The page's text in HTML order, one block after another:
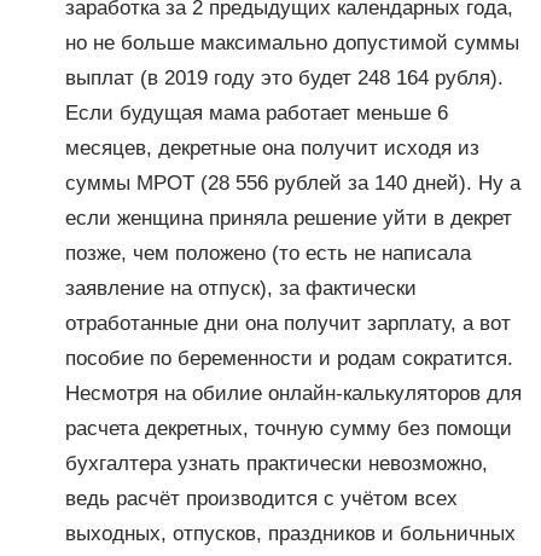
заработка за 2 предыдущих календарных года,
но не больше максимально допустимой суммы
выплат (в 2019 году это будет 248 164 рубля).
Если будущая мама работает меньше 6
месяцев, декретные она получит исходя из
суммы МРОТ (28 556 рублей за 140 дней). Ну а
если женщина приняла решение уйти в декрет
позже, чем положено (то есть не написала
заявление на отпуск), за фактически
отработанные дни она получит зарплату, а вот
пособие по беременности и родам сократится.
Несмотря на обилие онлайн-калькуляторов для
расчета декретных, точную сумму без помощи
бухгалтера узнать практически невозможно,
ведь расчёт производится с учётом всех
выходных, отпусков, праздников и больничных